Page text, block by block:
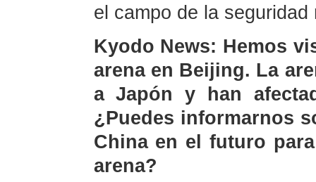
el campo de la seguridad
Kyodo News: Hemos
arena en Beijing. La
a Japón y han
¿Puedes informarnos
China en el futuro
arena?